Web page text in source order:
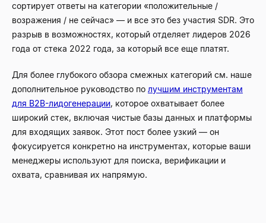
сортирует ответы на категории «положительные /
возражения / не сейчас» — и все это без участия SDR. Это
разрыв в возможностях, который отделяет лидеров 2026
года от стека 2022 года, за который все еще платят.
Для более глубокого обзора смежных категорий см. наше
дополнительное руководство по лучшим инструментам
для B2B-лидогенерации, которое охватывает более
широкий стек, включая чистые базы данных и платформы
для входящих заявок. Этот пост более узкий — он
фокусируется конкретно на инструментах, которые ваши
менеджеры используют для поиска, верификации и
охвата, сравнивая их напрямую.